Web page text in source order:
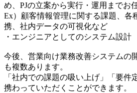
め、PJの立案から実行・運用までお
Ex）顧客情報管理に関する課題、各
携、社内データの可視化など
・エンジニアとしてのシステム設計
今後、営業向け業務改善システムの
も複数あります。
「社内での課題の吸い上げ」「要件
携わっていただくことができます。